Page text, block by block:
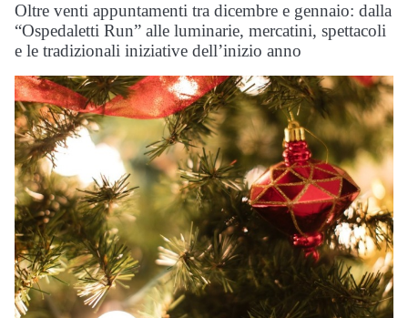
Oltre venti appuntamenti tra dicembre e gennaio: dalla
“Ospedaletti Run” alle luminarie, mercatini, spettacoli
e le tradizionali iniziative dell’inizio anno